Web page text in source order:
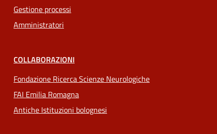
Gestione processi
Amministratori
COLLABORAZIONI
Fondazione Ricerca Scienze Neurologiche
FAI Emilia Romagna
Antiche Istituzioni bolognesi